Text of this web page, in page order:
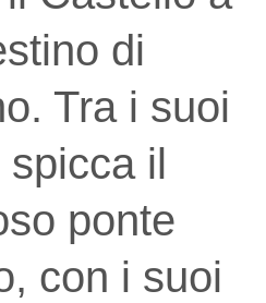
di
Tra i suoi
spicca il
ponte
con i suoi